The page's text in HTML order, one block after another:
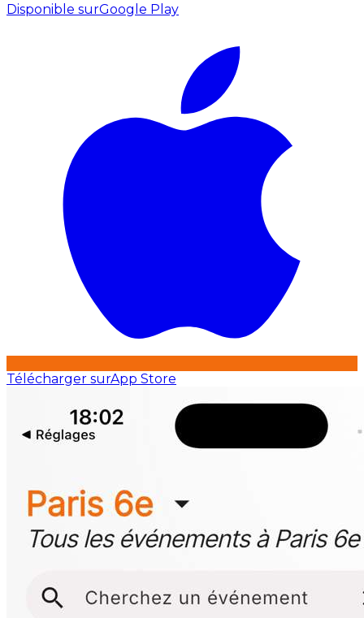
Disponible surGoogle Play
Télécharger surApp Store